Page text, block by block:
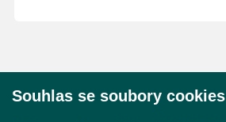
Souhlas se soubory cookies